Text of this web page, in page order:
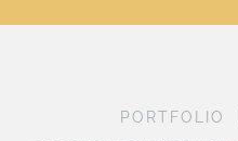
PORTFOLIO